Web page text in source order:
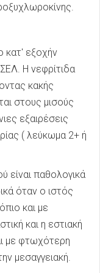
κατ' εξοχήν
Η νεφρίτιδα
κακής
στους μισούς
εξαιρέσεις
( λεύκωμα 2+ ή
είναι παθολογικά
όταν ο ιστός
και με
και η εστιακή
με φτωχότερη
μεσαγγειακή.